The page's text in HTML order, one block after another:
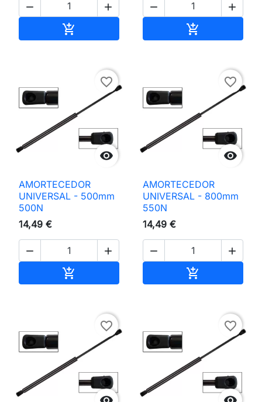
 

 


favorite_border
AMORTECEDOR
UNIVERSAL - 500mm
500N
14,49 €
 


favorite_border
AMORTECEDOR
UNIVERSAL - 800mm
550N
14,49 €
 

favorite_border favorite_border